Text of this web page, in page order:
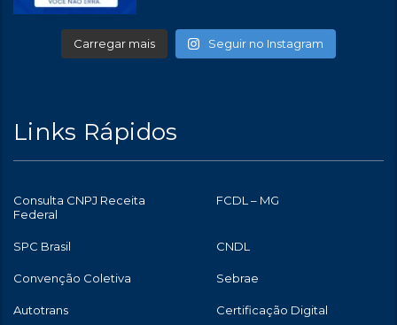
Carregar mais Seguir no Instagram
Links Rápidos
Consulta CNPJ Receita
Federal
FCDL – MG
SPC Brasil CNDL
Convenção Coletiva Sebrae
Autotrans Certificação Digital